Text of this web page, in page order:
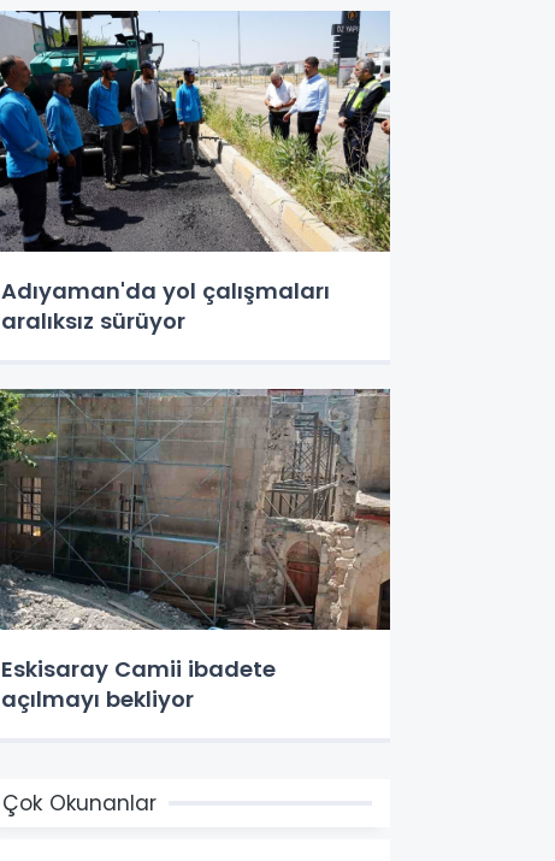
Adıyaman'da yol çalışmaları
aralıksız sürüyor
Eskisaray Camii ibadete
açılmayı bekliyor
Çok Okunanlar